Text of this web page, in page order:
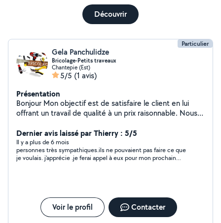
Découvrir
Particulier
Gela Panchulidze
Bricolage-Petits traveaux
Chantepie (Est)
5/5 (1 avis)
Présentation
Bonjour Mon objectif est de satisfaire le client en lui
offrant un travail de qualité à un prix raisonnable. Nous
plaisir de vous rendre service mes chers voisins. Je me
déplace dans les alentours. Tous les services pour
réussir votre projet. N'hésitez pas à me contacter.
Dernier avis laissé par Thierry : 5/5
Il y a plus de 6 mois
personnes très sympathiques.ils ne pouvaient pas faire ce que
je voulais. j'apprécie .je ferai appel à eux pour mon prochain
Voir le profil Contacter